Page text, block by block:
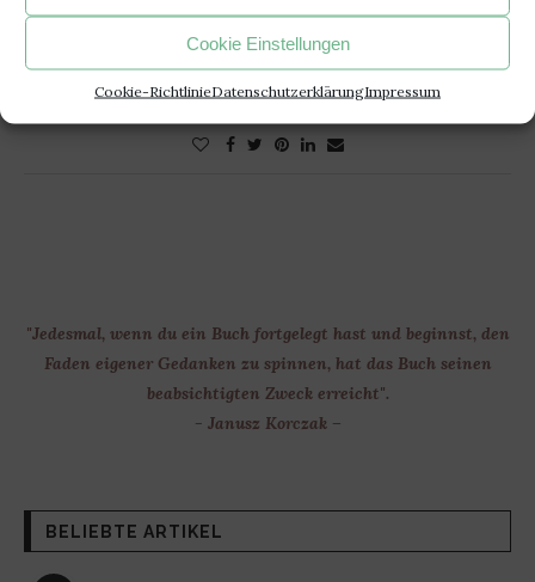
Cookie Einstellungen
Cookie-RichtlinieDatenschutzerklärungImpressum
15. September 2024 0 Kommentar
"Jedesmal, wenn du ein Buch fortgelegt hast und beginnst, den
Faden eigener Gedanken zu spinnen, hat das Buch seinen
beabsichtigten Zweck erreicht".
- Janusz Korczak –
BELIEBTE ARTIKEL